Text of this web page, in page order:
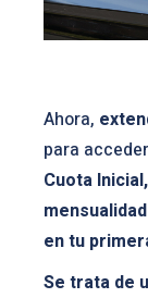
Ahora,
para
Cuota
en tu
Se trata de